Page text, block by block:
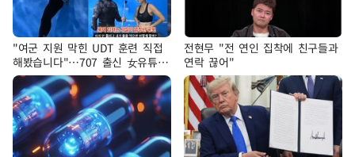
"여군 지원 막힌 UDT 훈련 직접
해봤습니다"…707 출신 女유튜버
'완벽 소화'
전현무 "전 연인 집착에 친구들과
연락 끊어"